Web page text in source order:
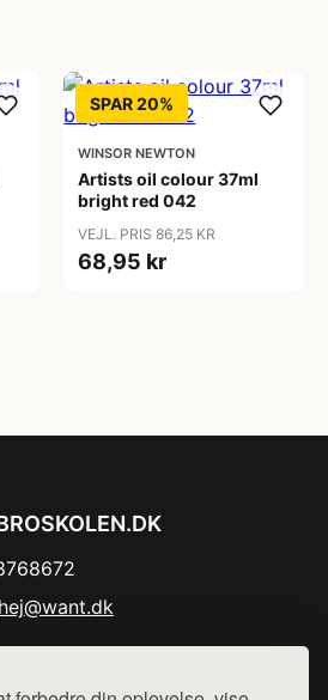
SPAR 20%
WINSOR NEWTON
Artists oil colour 37ml
bright red 042
VEJL. PRIS 86,25 KR
68,95 kr
hej@want.dk